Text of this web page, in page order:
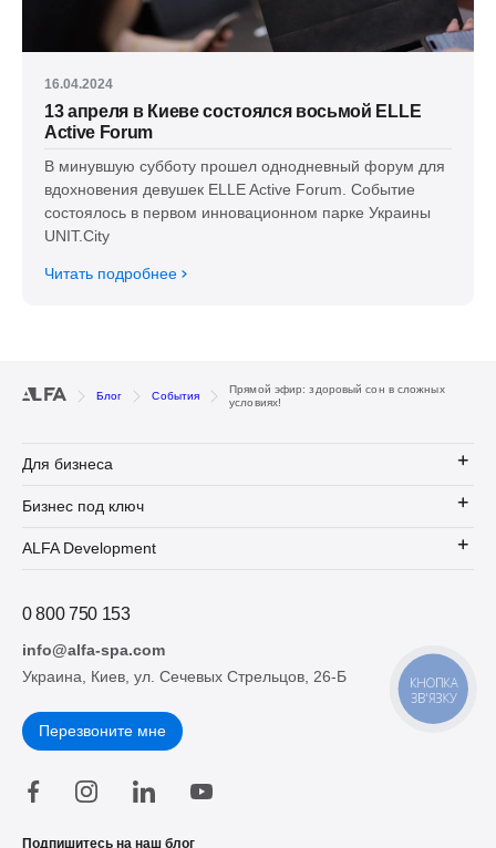
16.04.2024
13 апреля в Киеве состоялся восьмой ELLE
Active Forum
В минувшую субботу прошел однодневный форум для
вдохновения девушек ELLE Active Forum. Событие
состоялось в первом инновационном парке Украины
UNIT.City
Читать подробнее
Блог События
Прямой эфир: здоровый сон в сложных
условиях!
Для бизнеса
Бизнес под ключ
ALFA Development
0 800 750 153
info@alfa-spa.com
Украина, Киев, ул. Сечевых Стрельцов, 26-Б
Перезвоните мне
Подпишитесь на наш блог
КНОПКА
ЗВ'ЯЗКУ